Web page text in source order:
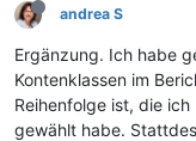
andrea S
Ergänzung. Ich habe
Kontenklassen im
Reihenfolge ist, die
gewählt habe.